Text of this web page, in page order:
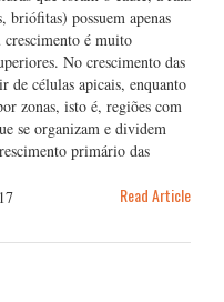
briófitas) possuem apenas
crescimento é muito
No crescimento das
de células apicais, enquanto
zonas, isto é, regiões com
se organizam e dividem
primário das
Read Article